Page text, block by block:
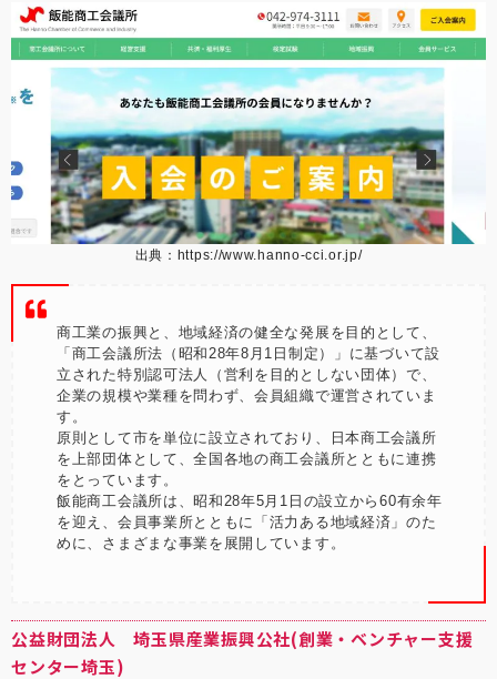
出典： https://www.hanno-cci.or.jp/
商工業の振興と、地域経済の健全な発展を目的として、
「商工会議所法（昭和28年8月1日制定）」に基づいて設
立された特別認可法人（営利を目的としない団体）で、
企業の規模や業種を問わず、会員組織で運営されていま
す。
原則として市を単位に設立されており、日本商工会議所
を上部団体として、全国各地の商工会議所とともに連携
をとっています。
飯能商工会議所は、昭和28年5月1日の設立から60有余年
を迎え、会員事業所とともに「活力ある地域経済」のた
めに、さまざまな事業を展開しています。
公益財団法人 埼玉県産業振興公社(創業・ベンチャー支援
センター埼玉)